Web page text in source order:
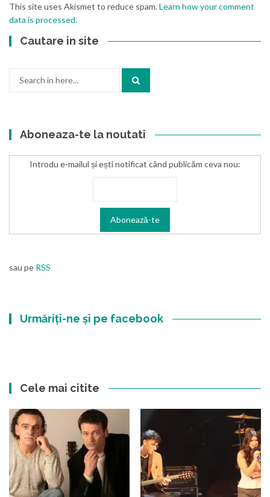
This site uses Akismet to reduce spam.Learn how your comment
data is processed.
Cautare in site
Aboneaza-te la noutati
Introdu e-mailul și ești notificat când publicăm ceva nou:
sau pe RSS
Urmăriți-ne și pe facebook
Cele mai citite